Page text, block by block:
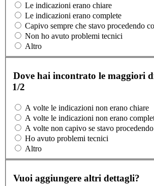
Le indicazioni erano chiare
Le indicazioni erano complete
Capivo sempre che stavo procedendo
Non ho avuto problemi tecnici
Altro
Dove hai incontrato le maggiori
1/2
A volte le indicazioni non erano chiare
A volte le indicazioni non erano
A volte non capivo se stavo
Ho avuto problemi tecnici
Altro
Vuoi aggiungere altri dettagli?